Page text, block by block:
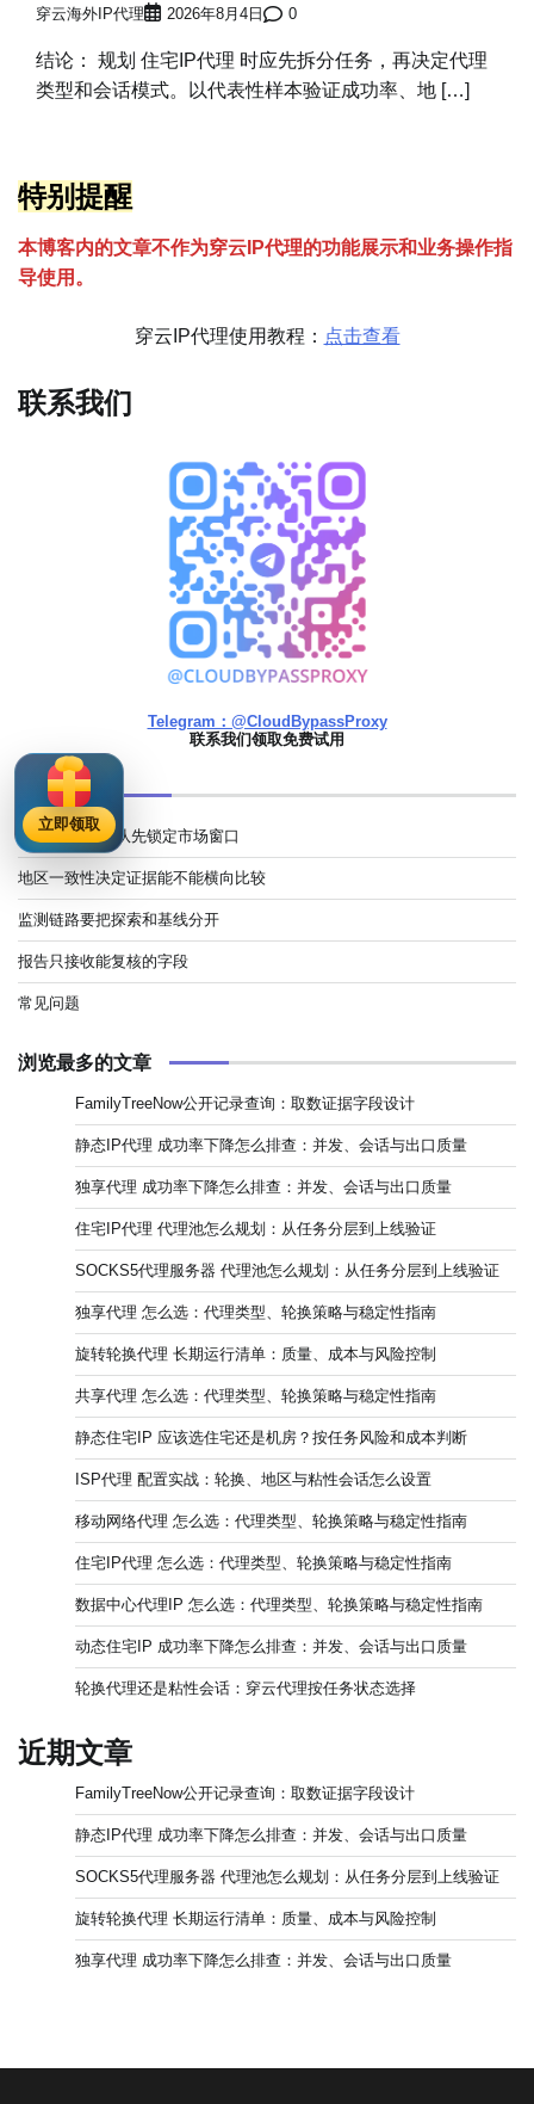
穿云海外IP代理 2026年8月4日 0
结论： 规划 住宅IP代理 时应先拆分任务，再决定代理
类型和会话模式。以代表性样本验证成功率、地 […]
特别提醒
本博客内的文章不作为穿云 P代理的功能展示和业务操作指
导使用。
穿云IP代理使用教程： 点击查看
联系我们
Telegram：@CloudBypassProxy
联系我们领取免费试用
文章目录
AI 搜索监测团队先锁定市场窗口
地区一致性决定证据能不能横向比较
监测链路要把探索和基线分开
报告只接收能复核的字段
常见问题
浏览最多的文章
FamilyTreeNow公开记录查询：取数证据字段设计
静态IP代理 成功率下降怎么排查：并发、会话与出口质量
独享代理 成功率下降怎么排查：并发、会话与出口质量
住宅IP代理 代理池怎么规划：从任务分层到上线验证
SOCKS5代理服务器 代理池怎么规划：从任务分层到上线验证
独享代理 怎么选：代理类型、轮换策略与稳定性指南
旋转轮换代理 长期运行清单：质量、成本与风险控制
共享代理 怎么选：代理类型、轮换策略与稳定性指南
静态住宅IP 应该选住宅还是机房？按任务风险和成本判断
ISP代理 配置实战：轮换、地区与粘性会话怎么设置
移动网络代理 怎么选：代理类型、轮换策略与稳定性指南
住宅IP代理 怎么选：代理类型、轮换策略与稳定性指南
数据中心代理IP 怎么选：代理类型、轮换策略与稳定性指南
动态住宅IP 成功率下降怎么排查：并发、会话与出口质量
轮换代理还是粘性会话：穿云代理按任务状态选择
近期文章
FamilyTreeNow公开记录查询：取数证据字段设计
静态IP代理 成功率下降怎么排查：并发、会话与出口质量
SOCKS5代理服务器 代理池怎么规划：从任务分层到上线验证
旋转轮换代理 长期运行清单：质量、成本与风险控制
独享代理 成功率下降怎么排查：并发、会话与出口质量
立即领取